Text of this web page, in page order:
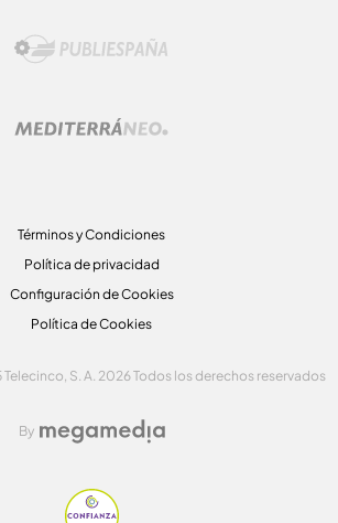
Términos y Condiciones
Política de privacidad
Configuración de Cookies
Política de Cookies
S. A. 2026 Todos los derechos reservados
By